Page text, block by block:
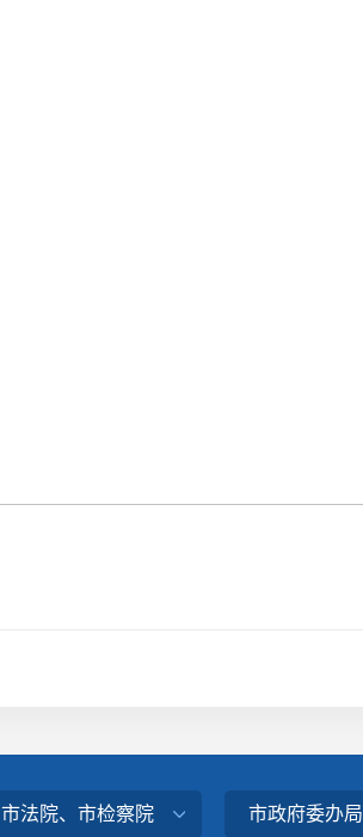
市法院、市检察院 市政府委办局